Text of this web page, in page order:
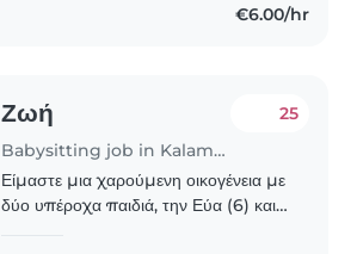
€6.00/hr
Ζωή
Babysitting job in Kalamaria
25
Είμαστε μια χαρούμενη οικογένεια με
δύο υπέροχα παιδιά, την Εύα (6) και